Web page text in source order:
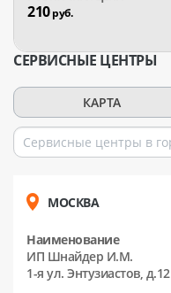
210руб.
СЕРВИСНЫЕ ЦЕНТРЫ
КАРТА
МОСКВА
Наименование
ИП Шнайдер И.М.
1-я ул. Энтузиастов, д.12